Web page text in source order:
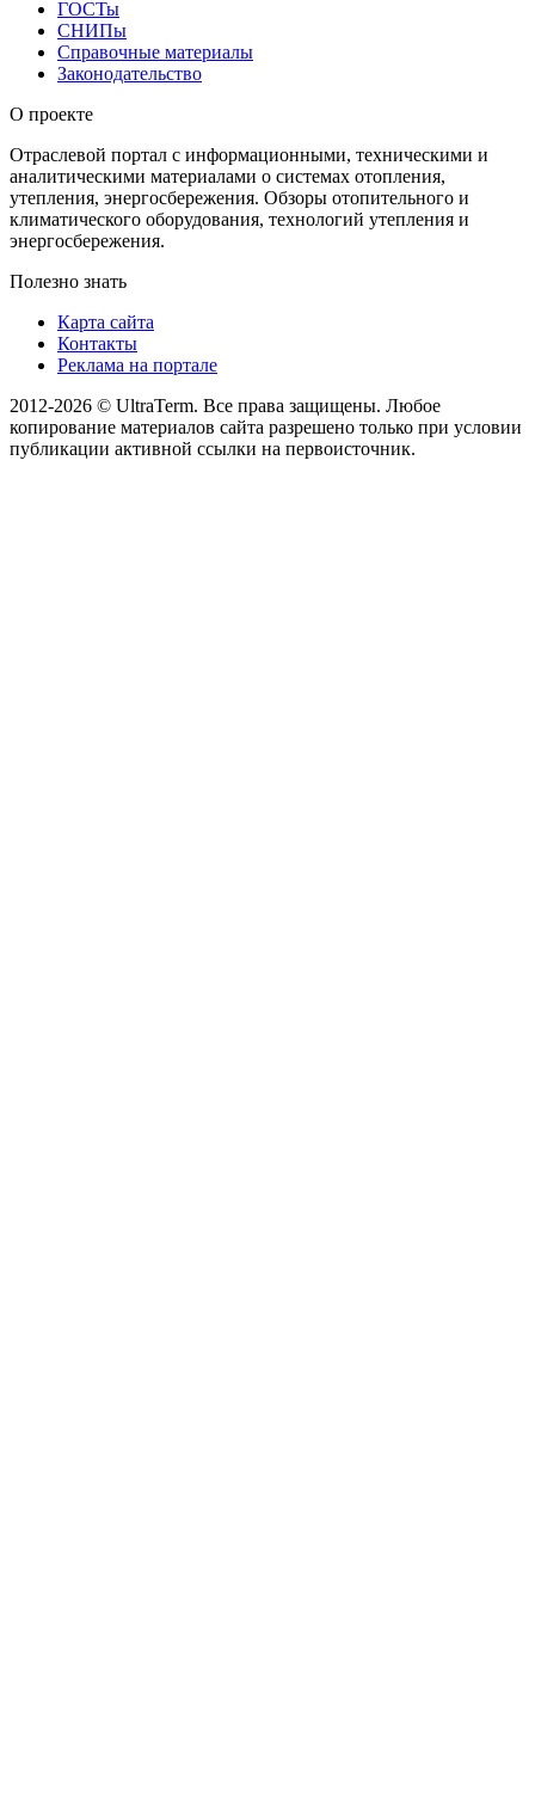
ГОСТы
СНИПы
Справочные материалы
Законодательство
О проекте
Отраслевой портал с информационными, техническими и
аналитическими материалами о системах отопления,
утепления, энергосбережения. Обзоры отопительного и
климатического оборудования, технологий утепления и
энергосбережения.
Полезно знать
Карта сайта
Контакты
Реклама на портале
2012-2026 © UltraTerm. Все права защищены. Любое
копирование материалов сайта разрешено только при условии
публикации активной ссылки на первоисточник.